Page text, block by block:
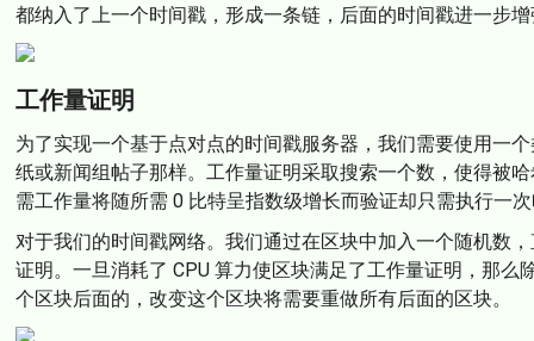
都纳入了上一个时间戳，形成一条链，后面的时间戳进一步
工作量证明
为了实现一个基于点对点的时间戳服务器，我们需要使用一
纸或新闻组帖子那样。工作量证明采取搜索一个数，使得被
需工作量将随所需 0 比特呈指数级增长而验证却只需执行一
对于我们的时间戳网络。我们通过在区块中加入一个随机数
证明。一旦消耗了 CPU 算力使区块满足了工作量证明，那
个区块后面的，改变这个区块将需要重做所有后面的区块。